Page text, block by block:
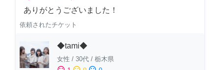
ありがとうございました！
依頼されたチケット
◆tami◆
女性 / 30代 / 栃木県